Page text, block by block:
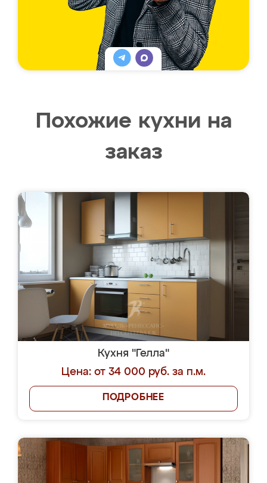
Похожие кухни на
заказ
Кухня "Гелла"
Цена: от 34 000 руб. за п.м.
ПОДРОБНЕЕ